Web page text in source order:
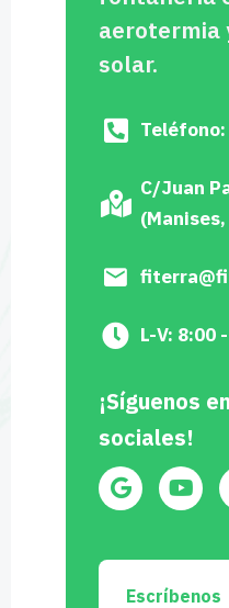
aerotermia
solar.
Teléfono:
C/Juan
L-V: 8:00
¡Síguenos
sociales!
Escríbenos